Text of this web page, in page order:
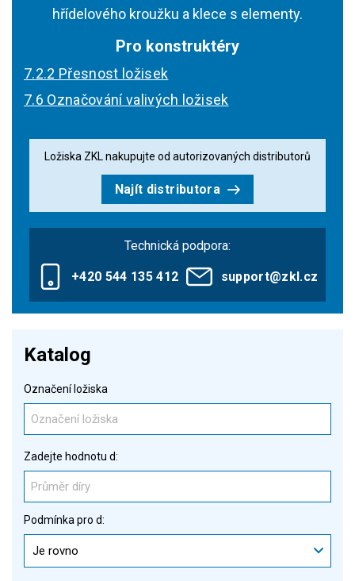
hřídelového kroužku a klece s elementy.
Pro konstruktéry
7.2.2 Přesnost ložisek
7.6 Označování valivých ložisek
Ložiska ZKL nakupujte od autorizovaných distributorů
Najít distributora
Technická podpora:
+420 544 135 412 support@zkl.cz
Katalog
Označení ložiska
Zadejte hodnotu d:
Podmínka pro d:
Je rovno